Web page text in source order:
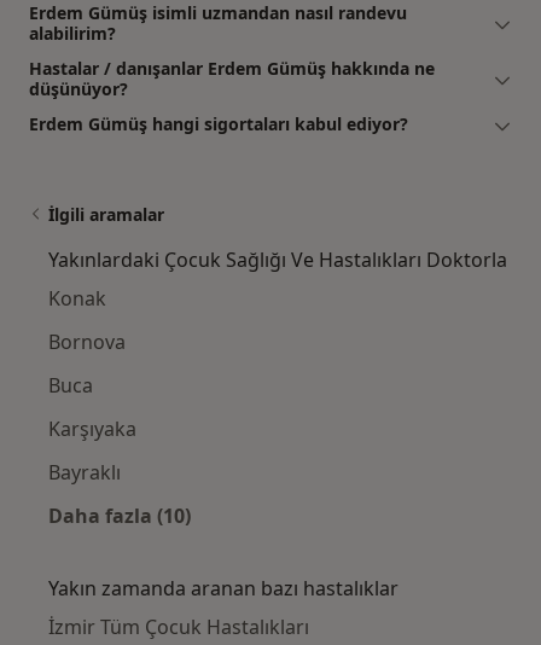
Erdem Gümüş isimli uzmandan nasıl randevu
alabilirim?
Hastalar / danışanlar Erdem Gümüş hakkında ne
düşünüyor?
Erdem Gümüş hangi sigortaları kabul ediyor?
İlgili aramalar
Yakınlardaki Çocuk Sağlığı Ve Hastalıkları Doktorla
Konak
Bornova
Buca
Karşıyaka
Bayraklı
Daha fazla (10)
Yakın zamanda aranan bazı hastalıklar
İzmir Tüm Çocuk Hastalıkları